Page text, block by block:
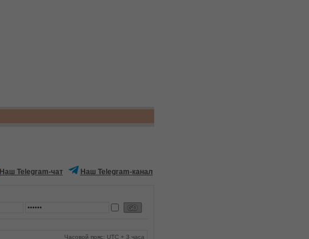
Наш Telegram-чат Наш Telegram-канал
Часовой пояс: UTC + 3 часа